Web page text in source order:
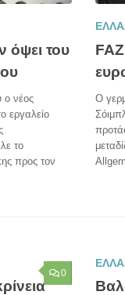
όψει του
ο νέος
εργαλείο
το
προς τον
Ο
0